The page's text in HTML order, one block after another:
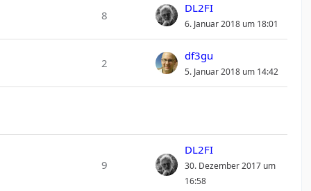
8
DL2FI
6. Januar 2018 um 18:01
2
df3gu
5. Januar 2018 um 14:42
9
DL2FI
30. Dezember 2017 um
16:58